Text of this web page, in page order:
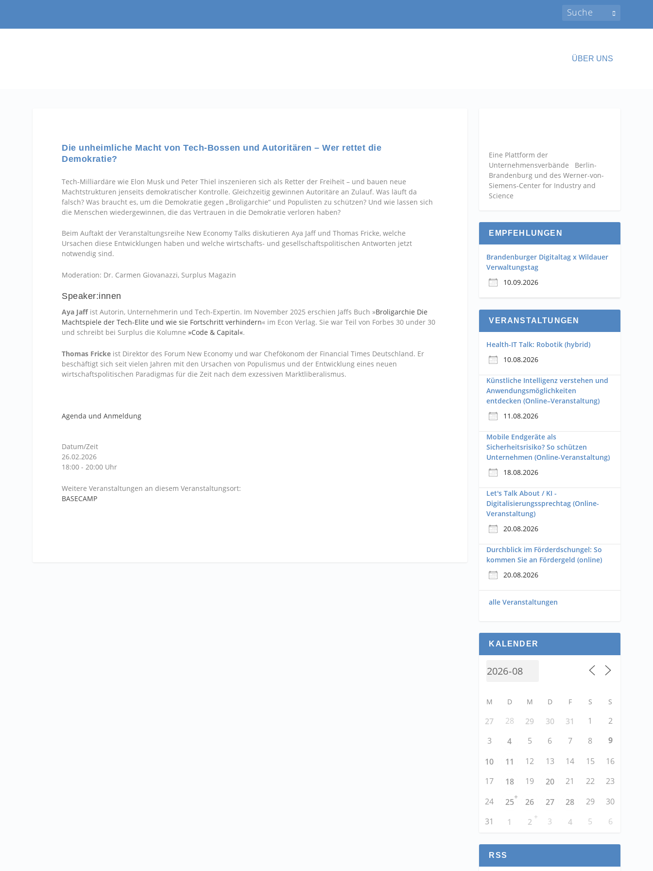
ÜBER UNS
Die unheimliche Macht von Tech-Bossen und Autoritären – Wer rettet die
Demokratie?
Tech-Milliardäre wie Elon Musk und Peter Thiel inszenieren sich als Retter der Freiheit – und bauen neue
Machtstrukturen jenseits demokratischer Kontrolle. Gleichzeitig gewinnen Autoritäre an Zulauf. Was läuft da
falsch? Was braucht es, um die Demokratie gegen „Broligarchie“ und Populisten zu schützen? Und wie lassen sich
die Menschen wiedergewinnen, die das Vertrauen in die Demokratie verloren haben?
Beim Auftakt der Veranstaltungsreihe New Economy Talks diskutieren Aya Jaff und Thomas Fricke, welche
Ursachen diese Entwicklungen haben und welche wirtschafts- und gesellschaftspolitischen Antworten jetzt
notwendig sind.
Moderation: Dr. Carmen Giovanazzi, Surplus Magazin
Speaker:innen
Aya Jaff ist Autorin, Unternehmerin und Tech-Expertin. Im November 2025 erschien Jaffs Buch »Broligarchie Die
Machtspiele der Tech-Elite und wie sie Fortschritt verhindern« im Econ Verlag. Sie war Teil von Forbes 30 under 30
und schreibt bei Surplus die Kolumne»Code & Capital«.
Thomas Fricke ist Direktor des Forum New Economy und war Chefökonom der Financial Times Deutschland. Er
beschäftigt sich seit vielen Jahren mit den Ursachen von Populismus und der Entwicklung eines neuen
wirtschaftspolitischen Paradigmas für die Zeit nach dem exzessiven Marktliberalismus.
Agenda und Anmeldung
Datum/Zeit
26.02.2026
18:00 - 20:00 Uhr
Weitere Veranstaltungen an diesem Veranstaltungsort:
BASECAMP
Eine Plattform der
Unternehmensverbände Berlin-
Brandenburg und des Werner-von-
Siemens-Center for Industry and
Science
EMPFEHLUNGEN
Brandenburger Digitaltag x Wildauer
Verwaltungstag
10.09.2026
VERANSTALTUNGEN
Health-IT Talk: Robotik (hybrid)
10.08.2026
Künstliche Intelligenz verstehen und
Anwendungsmöglichkeiten
entdecken (Online–Veranstaltung)
11.08.2026
Mobile Endgeräte als
Sicherheitsrisiko? So schützen
Unternehmen (Online-Veranstaltung)
18.08.2026
Let's Talk About / KI -
Digitalisierungssprechtag (Online-
Veranstaltung)
20.08.2026
Durchblick im Förderdschungel: So
kommen Sie an Fördergeld (online)
20.08.2026
alle Veranstaltungen
KALENDER
M D M D F S S
27 28 29 30 31 1
2
3
4 5 6 7 8
9
10
11 12 13 14 15
16
17
18 19 20 21 22
23
24
25
+
26 27 28 29
30
31
1 2
+ 3 4 5 6
RSS